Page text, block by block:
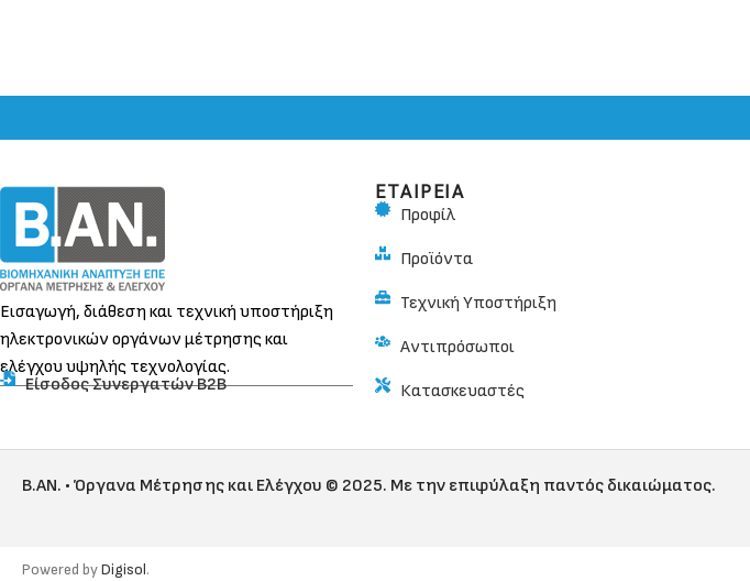
Εισαγωγή, διάθεση και τεχνική υποστήριξη
ηλεκτρονικών οργάνων μέτρησης και
ελέγχου υψηλής τεχνολογίας.
Είσοδος Συνεργατών Β2Β
ΕΤΑΙΡΕΙΑ
Προφίλ
Προϊόντα
Τεχνική Υποστήριξη
Αντιπρόσωποι
Κατασκευαστές
B.AN. • Όργανα Μέτρησης και Ελέγχου © 2025. Με την επιφύλαξη παντός δικαιώματος.
Powered byDigisol.